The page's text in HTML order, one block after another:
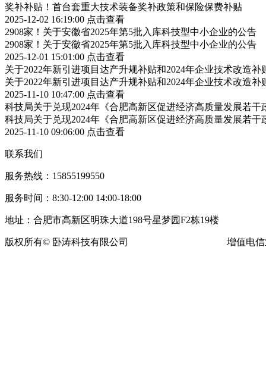
奖补补贴！首台套重大技术装备奖补政策和保险保费补贴
2025-12-02 16:19:00 点击查看
2908家！关于安徽省2025年第5批入库科技型中小企业的公告
2908家！关于安徽省2025年第5批入库科技型中小企业的公告
2025-12-01 15:01:00 点击查看
关于2022年新引进项目达产升规补贴和2024年企业技术改造
关于2022年新引进项目达产升规补贴和2024年企业技术改造
2025-11-10 10:47:00 点击查看
科技局关于兑现2024年《合肥高新区促进经济高质量发展若
科技局关于兑现2024年《合肥高新区促进经济高质量发展若
2025-11-10 09:06:00 点击查看
联系我们
服务热线：15855199550
服务时间：8:30-12:00 14:00-18:00
地址：合肥市高新区明珠大道198号星梦园F2栋19楼
版权所有© 卧涛科技有限公司 增值电